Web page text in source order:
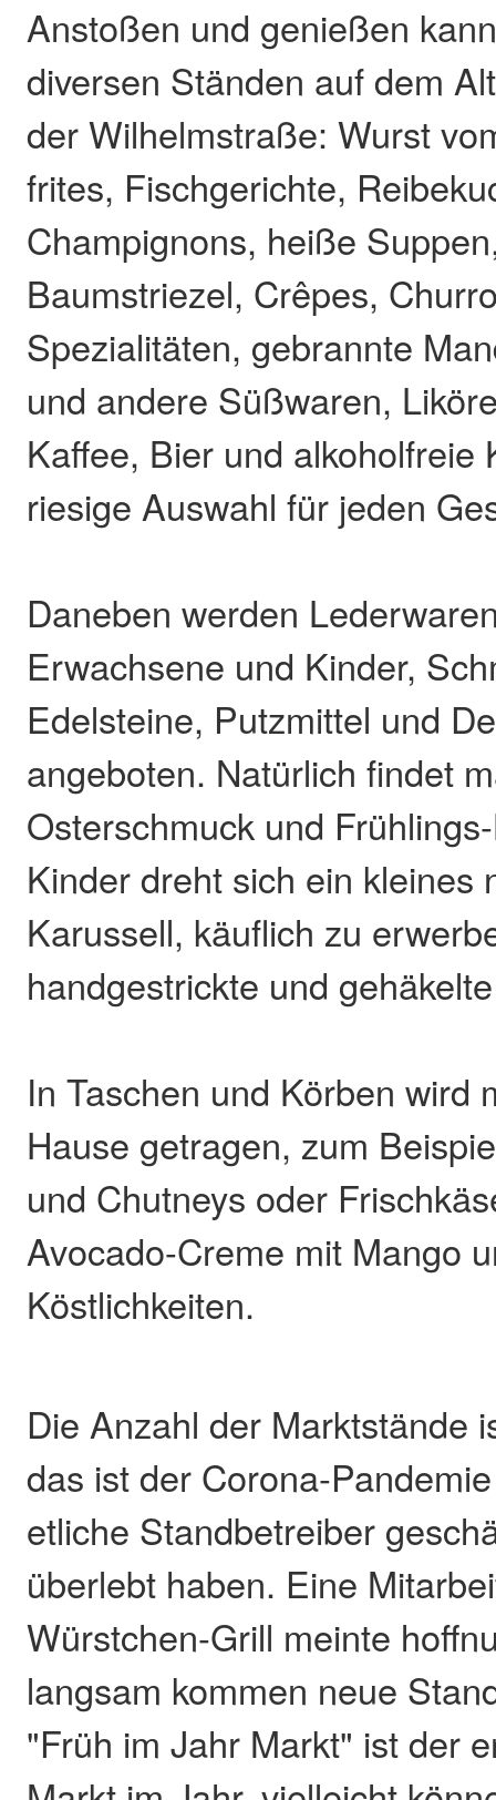
Anstoßen und genießen
diversen Ständen auf dem
der Wilhelmstraße: Wurst
frites, Fischgerichte,
Champignons, heiße
Baumstriezel, Crêpes,
Spezialitäten, gebrannte
und andere Süßwaren,
Kaffee, Bier und alkoholfreie
riesige Auswahl für jeden
Daneben werden
Erwachsene und Kinder,
Edelsteine, Putzmittel und
angeboten. Natürlich findet
Osterschmuck und
Kinder dreht sich ein kleines
Karussell, käuflich zu
handgestrickte und
In Taschen und Körben wird
Hause getragen, zum
und Chutneys oder
Avocado-Creme mit Mango
Köstlichkeiten.
Die Anzahl der Marktstände
das ist der Corona-
etliche Standbetreiber
überlebt haben. Eine
Würstchen-Grill meinte
langsam kommen neue
"Früh im Jahr Markt" ist der